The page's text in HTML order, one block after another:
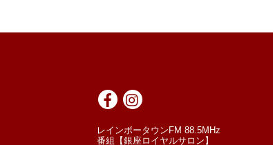
レインボータウンFM 88.5MHz
番組【銀座ロイヤルサロン】